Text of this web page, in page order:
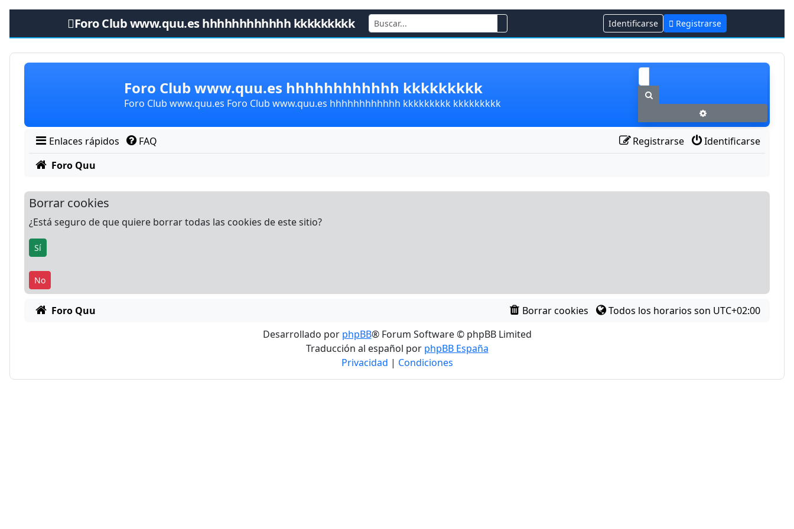
Foro Club www.quu.es hhhhhhhhhhhh kkkkkkkkk Identificarse Registrarse
Obviar
Foro Club www.quu.es hhhhhhhhhhhh kkkkkkkkk
Foro Club www.quu.es Foro Club www.quu.es hhhhhhhhhhhh kkkkkkkkk kkkkkkkkk
Enlaces rápidos FAQ Identificarse
Registrarse
Foro Quu
Borrar cookies
¿Está seguro de que quiere borrar todas las cookies de este sitio?
Foro Quu Borrar cookies Todos los horarios son UTC+02:00
Desarrollado por phpBB® Forum Software © phpBB Limited
Traducción al español por phpBB España
Privacidad | Condiciones